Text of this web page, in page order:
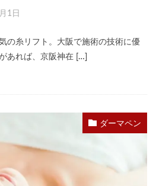
1日
の糸リフト。大阪で施術の技術に優
あれば、京阪神在 […]
ダーマペン